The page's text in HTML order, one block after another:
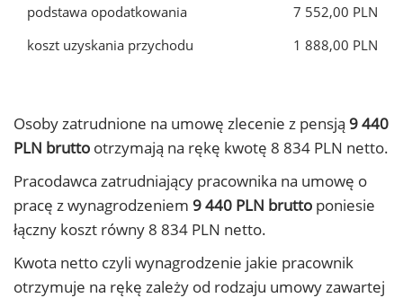
podstawa opodatkowania
7 552,00 PLN
koszt uzyskania przychodu
1 888,00 PLN
Osoby zatrudnione na umowę zlecenie z pensją 9 440
PLN brutto otrzymają na rękę kwotę 8 834 PLN netto.
Pracodawca zatrudniający pracownika na umowę o
pracę z wynagrodzeniem 9 440 PLN brutto poniesie
łączny koszt równy 8 834 PLN netto.
Kwota netto czyli wynagrodzenie jakie pracownik
otrzymuje na rękę zależy od rodzaju umowy zawartej